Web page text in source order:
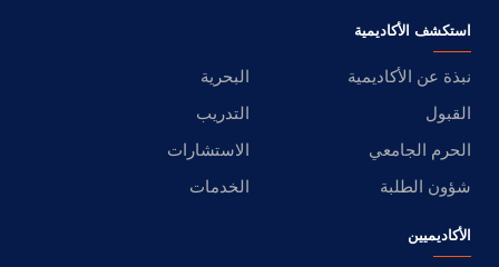
استكشف الأكاديمية
نبذة عن الأكاديمية
البحرية
القبول
التدريب
الحرم الجامعي
الاستشارات
شؤون الطلبة
الخدمات
الأكاديميين